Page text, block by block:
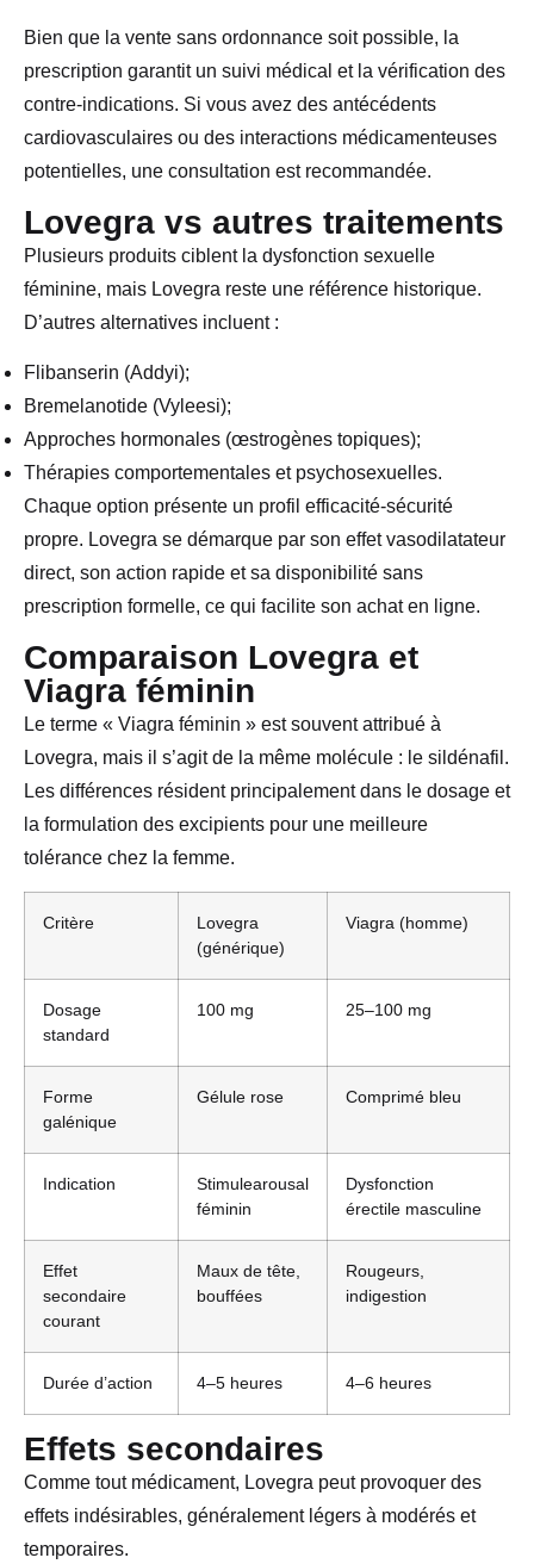
Bien que la vente sans ordonnance soit possible, la
prescription garantit un suivi médical et la vérification des
contre-indications. Si vous avez des antécédents
cardiovasculaires ou des interactions médicamenteuses
potentielles, une consultation est recommandée.
Lovegra vs autres traitements
Plusieurs produits ciblent la dysfonction sexuelle
féminine, mais Lovegra reste une référence historique.
D’autres alternatives incluent :
Flibanserin (Addyi);
Bremelanotide (Vyleesi);
Approches hormonales (œstrogènes topiques);
Thérapies comportementales et psychosexuelles.
Chaque option présente un profil efficacité-sécurité
propre. Lovegra se démarque par son effet vasodilatateur
direct, son action rapide et sa disponibilité sans
prescription formelle, ce qui facilite son achat en ligne.
Comparaison Lovegra et
Viagra féminin
Le terme « Viagra féminin » est souvent attribué à
Lovegra, mais il s’agit de la même molécule : le sildénafil.
Les différences résident principalement dans le dosage et
la formulation des excipients pour une meilleure
tolérance chez la femme.
Critère
Lovegra
(générique)
Viagra (homme)
Dosage
standard
100 mg 25–100 mg
Forme
galénique
Gélule rose Comprimé bleu
Indication
Stimulearousal
féminin
Dysfonction
érectile masculine
Effet
secondaire
courant
Maux de tête,
bouffées
Rougeurs,
indigestion
Durée d’action 4–5 heures 4–6 heures
Effets secondaires
Comme tout médicament, Lovegra peut provoquer des
effets indésirables, généralement légers à modérés et
temporaires.